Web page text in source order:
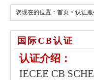
您现在的位置： 首页 > 认证
国际CB认证
认证介绍：
IECEE CB